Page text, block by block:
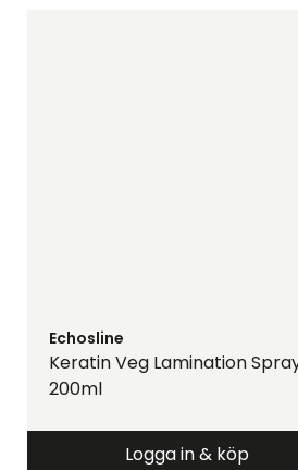
Echosline
Keratin Veg Lamination
200ml
Logga in & köp